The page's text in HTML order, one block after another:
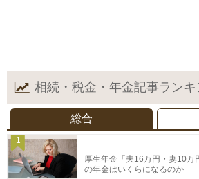
相続・税金・年金記事ラン
総合
1
厚生年金「夫16万円・妻10万
の年金はいくらになるのか